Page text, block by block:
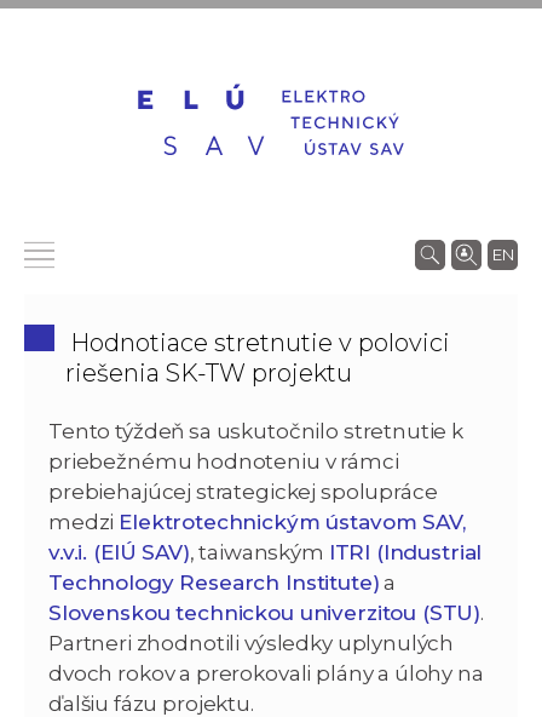
EN
Hodnotiace stretnutie v polovici
riešenia SK-TW projektu
Tento týždeň sa uskutočnilo stretnutie k
priebežnému hodnoteniu v rámci
prebiehajúcej strategickej spolupráce
medzi Elektrotechnickým ústavom SAV,
v.v.i. (ElÚ SAV), taiwanským ITRI (Industrial
Technology Research Institute) a
Slovenskou technickou univerzitou (STU).
Partneri zhodnotili výsledky uplynulých
dvoch rokov a prerokovali plány a úlohy na
ďalšiu fázu projektu.